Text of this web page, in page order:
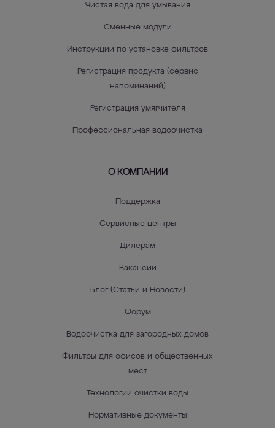
Чистая вода для умывания
Сменные модули
Инструкции по установке фильтров
Регистрация продукта (сервис
напоминаний)
Регистрация умягчителя
Профессиональная водоочистка
О КОМПАНИИ
Поддержка
Сервисные центры
Дилерам
Вакансии
Блог (Статьи и Новости)
Форум
Водоочистка для загородных домов
Фильтры для офисов и общественных
мест
Технологии очистки воды
Нормативные документы